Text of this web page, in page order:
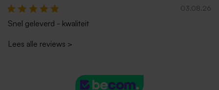
03.08.26
Snel geleverd - kwaliteit
Lees alle reviews >